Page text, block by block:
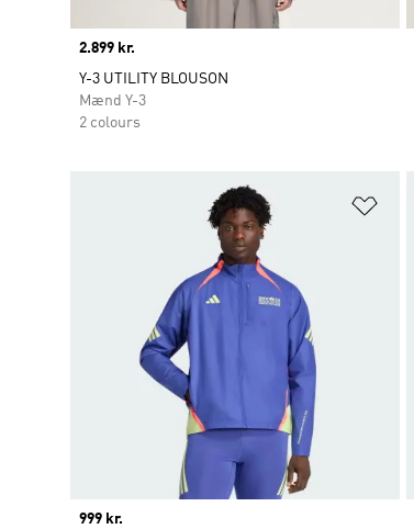
Price
2.899 kr.
Y-3 UTILITY BLOUSON
Mænd Y-3
2 colours
Price
999 kr.